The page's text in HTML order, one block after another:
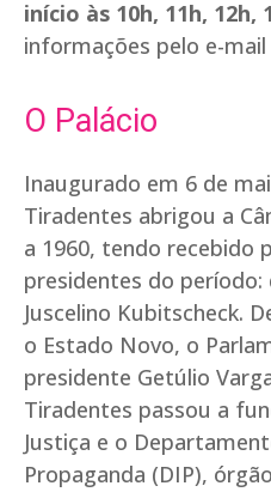
início às 10h, 11h, 12h,
informações pelo e-mail
O Palácio
Inaugurado em 6 de
Tiradentes abrigou a
a 1960, tendo recebido
presidentes do período:
Juscelino Kubitscheck.
o Estado Novo, o
presidente Getúlio
Tiradentes passou a
Justiça e o
Propaganda (DIP),